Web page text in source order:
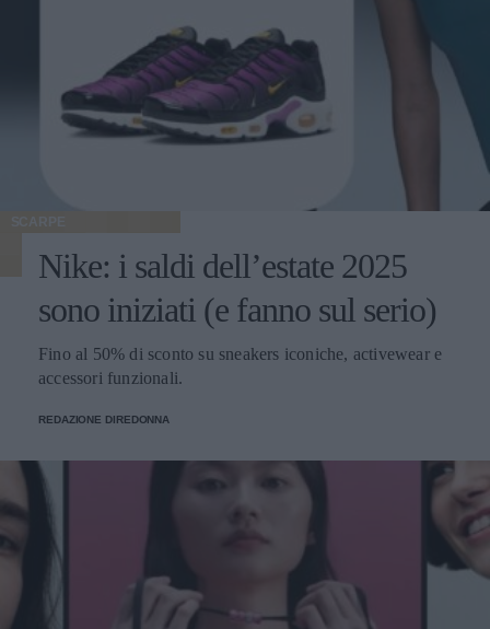
SCARPE
Nike: i saldi dell’estate 2025
sono iniziati (e fanno sul serio)
Fino al 50% di sconto su sneakers iconiche, activewear e
accessori funzionali.
REDAZIONE DIREDONNA